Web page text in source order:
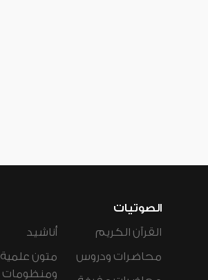
الصوتيات
القرآن الكريم
محاضرات ودروس
أناشيد
متون علمية
ومنظومات